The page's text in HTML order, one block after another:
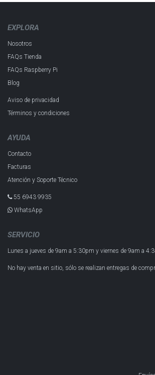
EXPLORA
Nosotros
FAQs Tienda
FAQs Raspberry Pi
Blog
Aviso de privacidad
Términos y condiciones
AYUDA
Contacto
Facturas
Atención y Soporte Técnico
55 6943 993​5
WhatsApp
SERVICIO
Lunes a jueves de 9am a 5:30pm y viernes de 9am a
No hay venta en sitio, sólo se realizan entregas de